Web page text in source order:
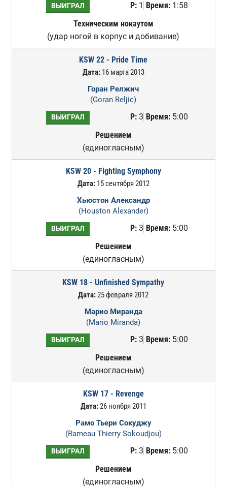
ВЫИГРАЛ Р:1 Время:1:58
Техническим нокаутом
(удар ногой в корпус и добивание)
KSW 22 - Pride Time
Дата:16 марта 2013
Горан Релжич
(Goran Reljic)
ВЫИГРАЛ Р:3 Время:5:00
Решением
(единогласным)
KSW 20 - Fighting Symphony
Дата:15 сентября 2012
Хьюстон Александр
(Houston Alexander)
ВЫИГРАЛ Р:3 Время:5:00
Решением
(единогласным)
KSW 18 - Unfinished Sympathy
Дата:25 февраля 2012
Марио Миранда
(Mario Miranda)
ВЫИГРАЛ Р:3 Время:5:00
Решением
(единогласным)
KSW 17 - Revenge
Дата:26 ноября 2011
Рамо Тьери Сокуджу
(Rameau Thierry Sokoudjou)
ВЫИГРАЛ Р:3 Время:5:00
Решением
(единогласным)